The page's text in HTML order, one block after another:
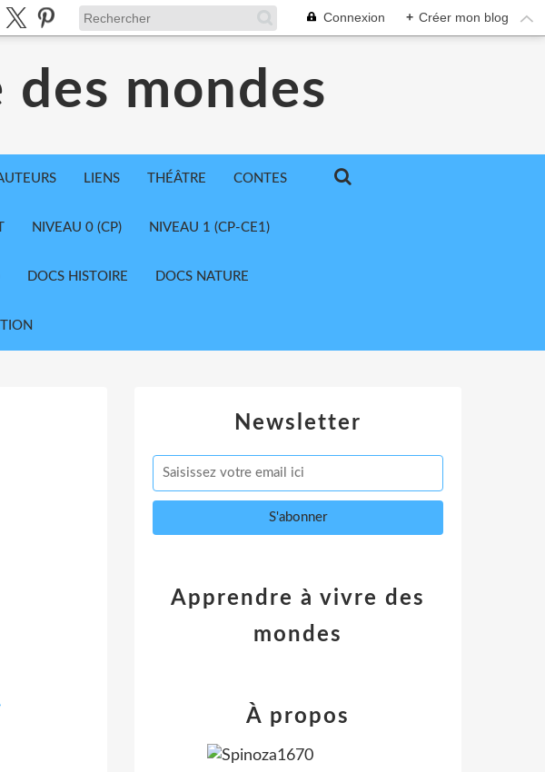
Connexion + Créer mon blog
mondes
LIENS THÉÂTRE CONTES
NIVEAU 0 (CP) NIVEAU 1 (CP-CE1)
DOCS HISTOIRE DOCS NATURE
Newsletter
Apprendre à vivre des
mondes
À propos